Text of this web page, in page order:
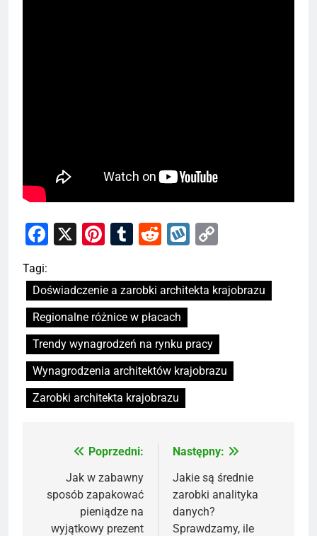
Facebook
X Pinterest
Tumblr
RedditWykop
Tagi:
Doświadczenie a zarobki architekta krajobrazu
Regionalne różnice w płacach
Trendy wynagrodzeń na rynku pracy
Wynagrodzenia architektów krajobrazu
Zarobki architekta krajobrazu
Nawigacja
wpisu
Poprzedni:
Jak w zabawny
sposób zapakować
pieniądze na
wyjątkowy prezent
Następny:
Jakie są średnie
zarobki analityka
danych?
Sprawdzamy, ile